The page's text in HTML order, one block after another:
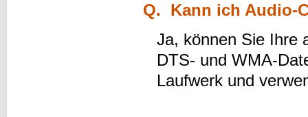
Q. Kann ich Audio-
Ja, können Sie Ihre
DTS- und WMA-
Laufwerk und